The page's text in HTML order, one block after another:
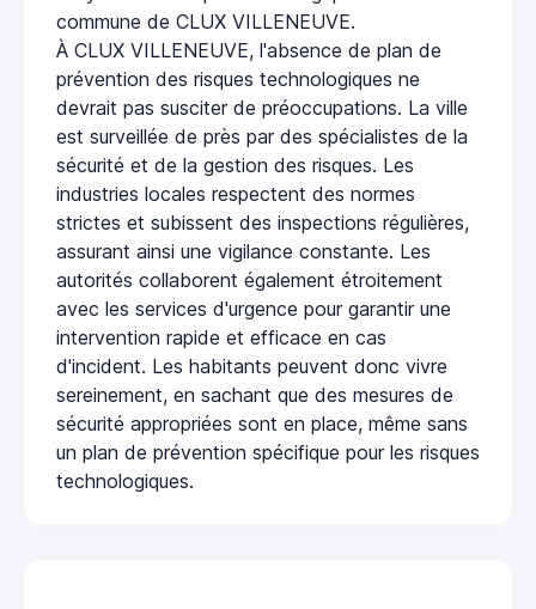
commune de CLUX VILLENEUVE.
À CLUX VILLENEUVE, l'absence de plan de
prévention des risques technologiques ne
devrait pas susciter de préoccupations. La ville
est surveillée de près par des spécialistes de la
sécurité et de la gestion des risques. Les
industries locales respectent des normes
strictes et subissent des inspections régulières,
assurant ainsi une vigilance constante. Les
autorités collaborent également étroitement
avec les services d'urgence pour garantir une
intervention rapide et efficace en cas
d'incident. Les habitants peuvent donc vivre
sereinement, en sachant que des mesures de
sécurité appropriées sont en place, même sans
un plan de prévention spécifique pour les risques
technologiques.